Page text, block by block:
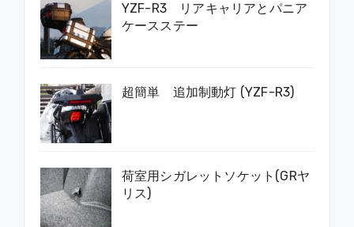
YZF-R3 リアキャリアとパニア
ケースステー
超簡単 追加制動灯 (YZF-R3)
荷室用シガレットソケット(GRヤ
リス)